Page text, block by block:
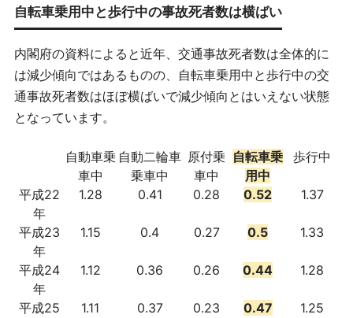
自転車乗用中と歩行中の事故死者数は横ばい
内閣府の資料によると近年、交通事故死者数は全体的に
は減少傾向ではあるものの、自転車乗用中と歩行中の交
通事故死者数はほぼ横ばいで減少傾向とはいえない状態
となっています。
自動車乗
車中
自動二輪車
乗車中
原付乗
車中
自転車乗
用中
歩行中
平成22
年
1.28 0.41 0.28 0.52 1.37
平成23
年
1.15 0.4 0.27 0.5 1.33
平成24
年
1.12 0.36 0.26 0.44 1.28
平成25
1.11 0.37 0.23 0.47 1.25